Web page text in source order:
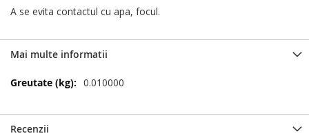
A se evita contactul cu apa, focul.
Mai multe informatii
Mai
0.010000
Recenzii